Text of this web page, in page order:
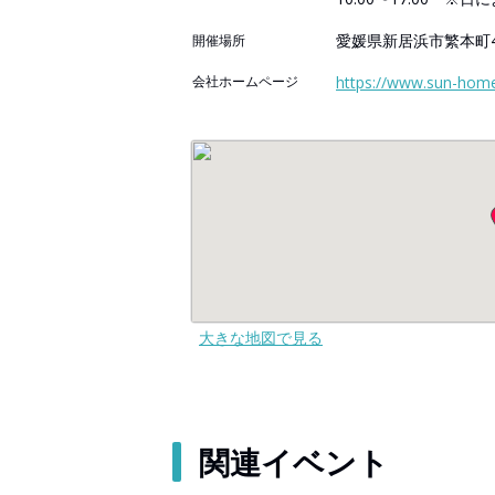
開催場所 愛媛県新居浜市繁本町
会社ホームページ https://www.sun-
大きな地図で見る
関連イベント